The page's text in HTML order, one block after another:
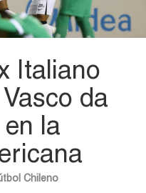
Italiano
da
la
Chileno